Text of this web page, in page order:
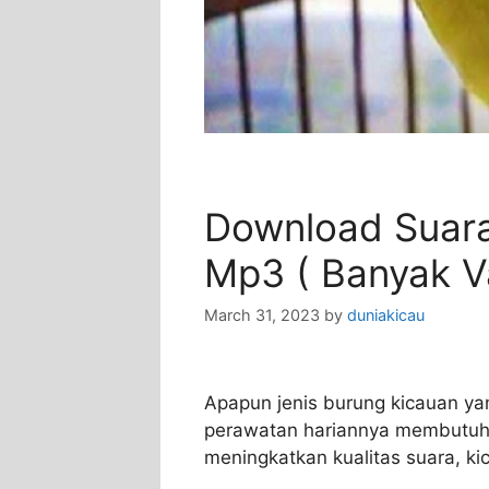
Download
Mp3 ( Banyak
March 31, 2023 by duniakicau
Apapun jenis burung kicauan
perawatan hariannya
meningkatkan kualitas suara,